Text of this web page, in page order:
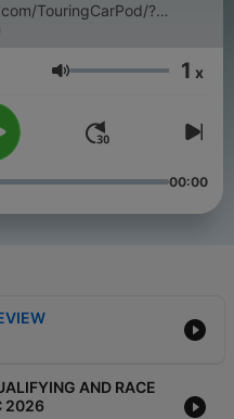
TouringCarPod/?
Volumen 1 x
00:00
AND RACE
2026